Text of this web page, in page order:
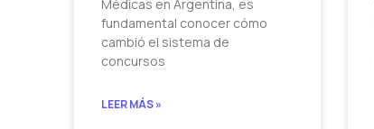
Médicas en Argentina, es
fundamental conocer cómo
cambió el sistema de
concursos
LEER MÁS »